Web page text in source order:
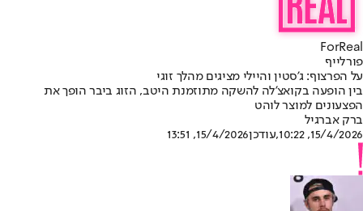
ForReal
פורלייף
על הפרצוף: ג'סטין והיילי מציגים מהלך זוגי
בין הופעה בקואצ'לה להשקה מתוזמנת היטב, הזוג ביבר הופך את
הפצעונים למוצר לוהט
ברק אברגיל
15/4/2026, 10:22
,עודכן15/4/2026, 13:51